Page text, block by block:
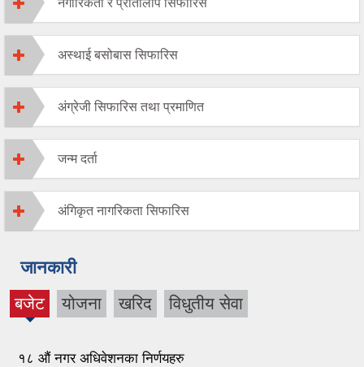
नगारिकता र प्रतिलिपि सिफारिस
अस्थाई बसोबास सिफारिस
अंग्रेजी सिफारिस तथा प्रमाणित
जन्म दर्ता
अंगिकृत नागरिकता सिफारिस
जानकारी
बजेट
(active
योजना खरिद विधुतीय सेवा
१८ औं नगर अधिवेशनका निर्णयहरु